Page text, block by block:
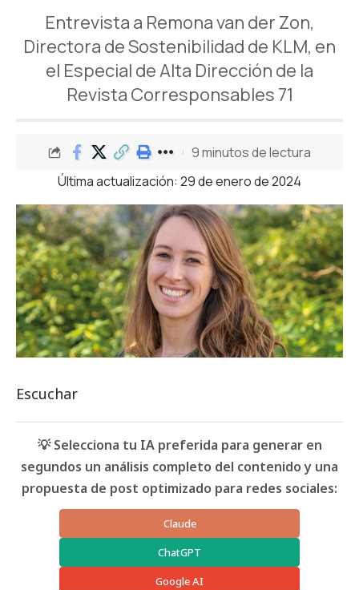
Entrevista a Remona van der Zon,
Directora de Sostenibilidad de KLM, en
el Especial de Alta Dirección de la
Revista Corresponsables 71
Última actualización: 29 de enero de 2024
9 minutos de lectura
Escuchar
💡 Selecciona tu IA preferida para generar en
segundos un análisis completo del contenido y una
propuesta de post optimizado para redes sociales:
Claude
ChatGPT
Google AI